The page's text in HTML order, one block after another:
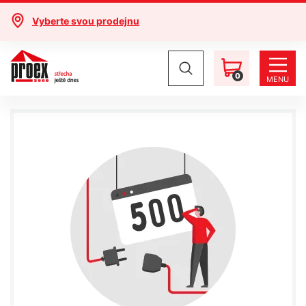
Vyberte svou prodejnu
0 MENU